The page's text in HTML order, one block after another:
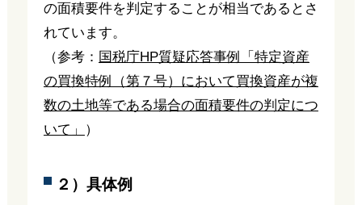
の面積要件を判定することが相当であるとさ
れています。
（参考： 国税庁HP質疑応答事例「特定資産
の買換特例（第７号）において買換資産が複
数の土地等である場合の面積要件の判定につ
いて」
）
２）具体例